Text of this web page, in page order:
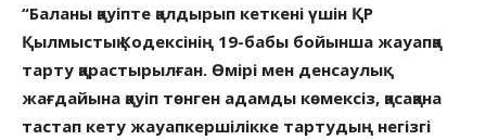
“Баланы қауіпте қалдырып кеткені үшін ҚР
Қылмыстық Кодексінің 19-бабы бойынша жауапқа
тарту қарастырылған. Өмірі мен денсаулық
жағдайына қауіп төнген адамды көмексіз, қасақана
тастап кету жауапкершілікке тартудың негізгі